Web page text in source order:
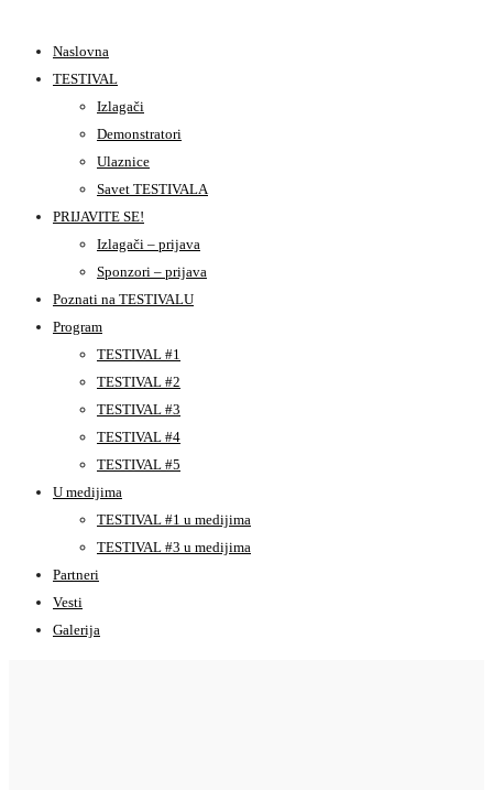
Naslovna
TESTIVAL
Izlagači
Demonstratori
Ulaznice
Savet TESTIVALA
PRIJAVITE SE!
Izlagači – prijava
Sponzori – prijava
Poznati na TESTIVALU
Program
TESTIVAL #1
TESTIVAL #2
TESTIVAL #3
TESTIVAL #4
TESTIVAL #5
U medijima
TESTIVAL #1 u medijima
TESTIVAL #3 u medijima
Partneri
Vesti
Galerija